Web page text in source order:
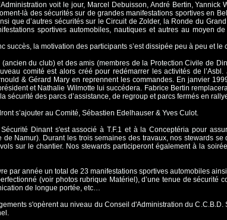
voit le jour, Marcel Debuisson, André Bertin,
là des sécurités sur de grandes manifestations sportives en
que d’autres sécurités sur le Circuit de Zolder, la Ronde du
sportives automobiles, nautiques et autres au moyen
succès, la motivation des participants s’est dissipée peu à peu et
du club) et des amis (membres de la Protection Civile de
comité est alors créé pour redémarrer les activités de
& Gérard Mary en reprennent les commandes. En janvier
et Nathalie Wilmotte lui succédera. Fabrice Bertin
sécurité des parcs d’assistance, de regroup et parcs fermés en
s’ajouter au Comité, Sébastien Edelhauser & Yves Culot.
Dinant s'est associé à T.F.1 et à la Conceptéria pour
de Namur). Durant les trois semaines des travaux, nos stewards
sur le chantier. Nos stewards participeront également à la
par année un total de 23 manifestations sportives automobiles
(voir photos rubrique Matériel), d’une tenue de
de longue portée, etc…
s'opèrent au niveau du Conseil d'Administration du